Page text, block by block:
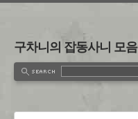
구차니의 잡동사니 모음